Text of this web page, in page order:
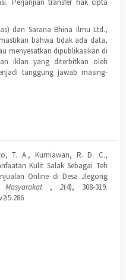
Perjanjian transfer hak cipta
dan Sarana Bhina Ilmu Ltd.,
bahwa tidak ada data,
menyesatkan dipublikasikan di
iklan yang diterbitkan oleh
tanggung jawab masing-
T. A., Kurniawan, R. D. C.,
Kulit Salak Sebagai Teh
Online di Desa Jlegong
, 2(4), 308-319.